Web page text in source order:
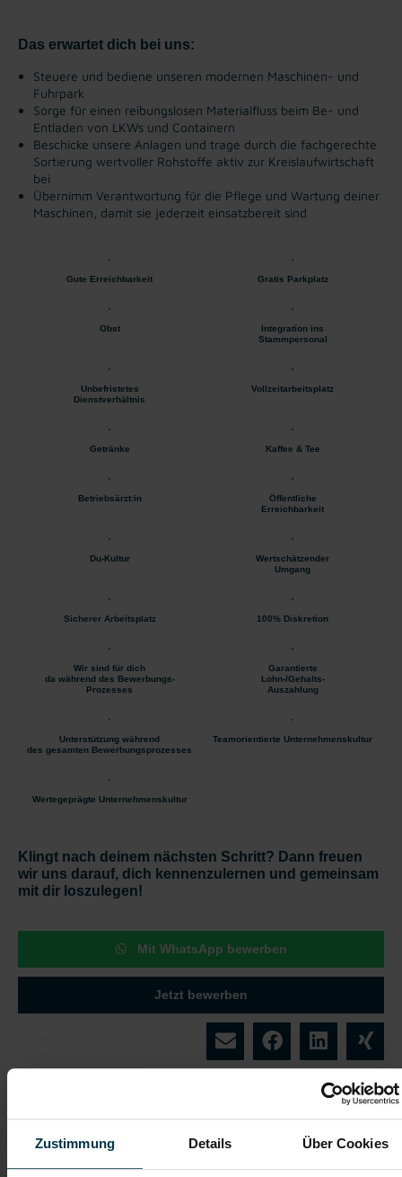
Zustimmung Details Über Cookies
Das erwartet dich bei uns:
Steuere und bediene unseren modernen Maschinen- und
Fuhrpark
Sorge für einen reibungslosen Materialfluss beim Be- und
Entladen von LKWs und Containern
Beschicke unsere Anlagen und trage durch die fachgerechte
Sortierung wertvoller Rohstoffe aktiv zur Kreislaufwirtschaft
bei
Übernimm Verantwortung für die Pflege und Wartung deiner
Maschinen, damit sie jederzeit einsatzbereit sind
Gute Erreichbarkeit Gratis Parkplatz
Obst
Integration ins
Stammpersonal
Unbefristetes
Dienstverhältnis
Vollzeitarbeitsplatz
Getränke Kaffee & Tee
Betriebsärzt:in
Öffentliche
Erreichbarkeit
Du-Kultur
Wertschätzender
Umgang
Sicherer Arbeitsplatz 100% Diskretion
Wir sind für dich
da während des Bewerbungs-
Prozesses
Garantierte
Lohn-/Gehalts-
Auszahlung
Unterstützung während
des gesamten Bewerbungsprozesses
Teamorientierte Unternehmenskultur
Wertegeprägte Unternehmenskultur
Klingt nach deinem nächsten Schritt? Dann freuen
wir uns darauf, dich kennenzulernen und gemeinsam
mit dir loszulegen!
Mit WhatsApp bewerben
Jetzt bewerben